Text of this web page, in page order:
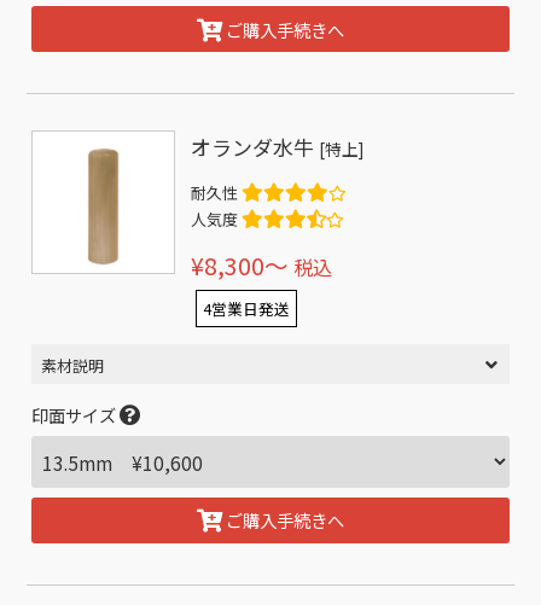
ご購入手続きへ
オランダ水牛 [特上]
耐久性
人気度
¥8,300〜 税込
4営業日発送
素材説明
印面サイズ
ご購入手続きへ